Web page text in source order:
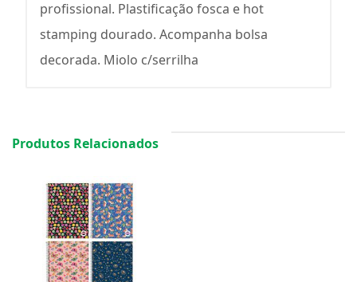
profissional. Plastificação fosca e hot
stamping dourado. Acompanha bolsa
decorada. Miolo c/serrilha
Produtos Relacionados